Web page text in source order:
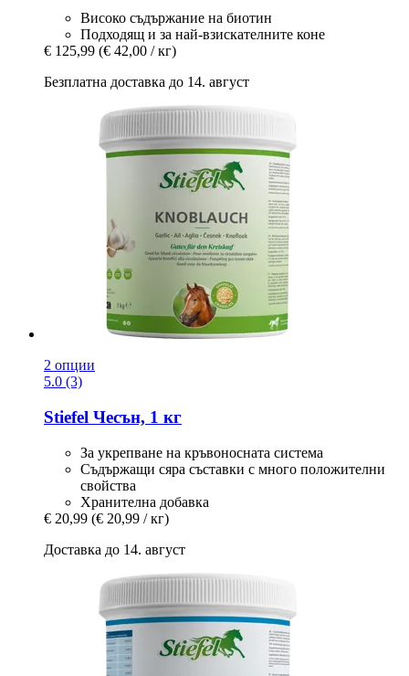
Високо съдържание на биотин
Подходящ и за най-взискателните коне
€ 125,99 (€ 42,00 / кг)
Безплатна доставка до 14. август
2 опции
5.0 (3)
Stiefel Чесън, 1 кг
За укрепване на кръвоносната система
Съдържащи сяра съставки с много положителни
свойства
Хранителна добавка
€ 20,99 (€ 20,99 / кг)
Доставка до 14. август